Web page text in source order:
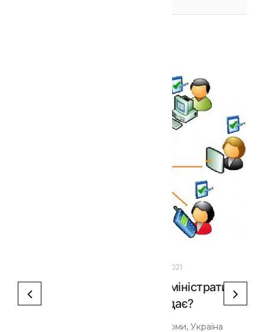
Лют 2021
Що таке ЦНАП та які адміністративні
послуги він надає?
Україна проводить реформи, Україна